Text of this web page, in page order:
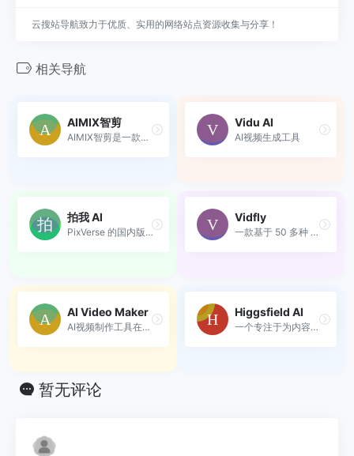
云搜站导航致力于优质、实用的网络站点资源收集与分享！
相关导航
AIMIX智剪
AIMIX智剪是一款功能强大的AI...
Vidu AI
AI视频生成工具
拍我 AI
PixVerse 的国内版，全球领先...
Vidfly
一款基于 50 多种 AI 模型的...
AI Video Maker
AI视频制作工具在线创建免费A...
Higgsfield AI
一个专注于为内容创作者提供...
暂无评论